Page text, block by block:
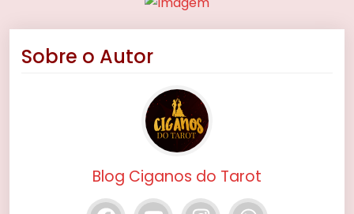
Sobre o Autor
Blog Ciganos do Tarot